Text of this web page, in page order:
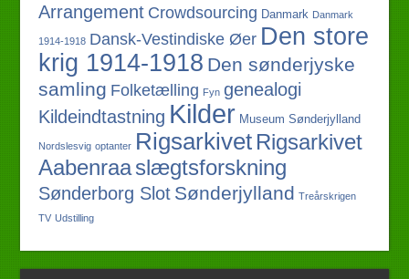
Arrangement Crowdsourcing Danmark Danmark
1914-1918 Dansk-Vestindiske Øer Den store
krig 1914-1918 Den sønderjyske
samling Folketælling Fyn genealogi
Kildeindtastning Kilder Museum Sønderjylland
Nordslesvig optanter Rigsarkivet Rigsarkivet
Aabenraaslægtsforskning
Sønderborg Slot Sønderjylland Treårskrigen
TV Udstilling